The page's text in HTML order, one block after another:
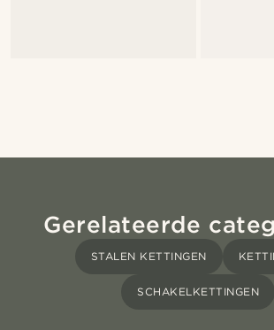
Gerelateerde
STALEN KETTINGEN
SCHAKELKETTINGEN